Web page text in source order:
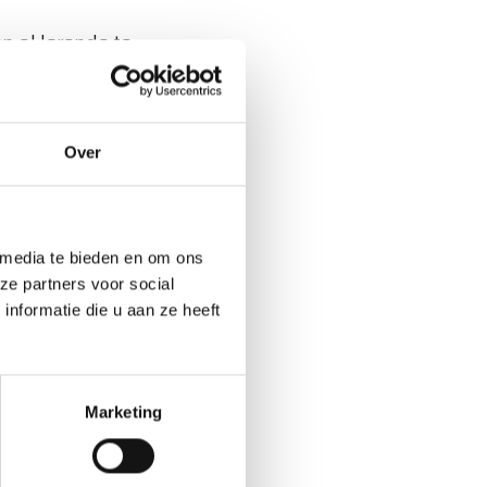
Over
te bieden en om ons
partners voor social
die u aan ze heeft
Marketing
al lerende te
we
gebied van
herstel bij
klopt vaak niet.
morgen hebben
waarbinnen drie
april start een